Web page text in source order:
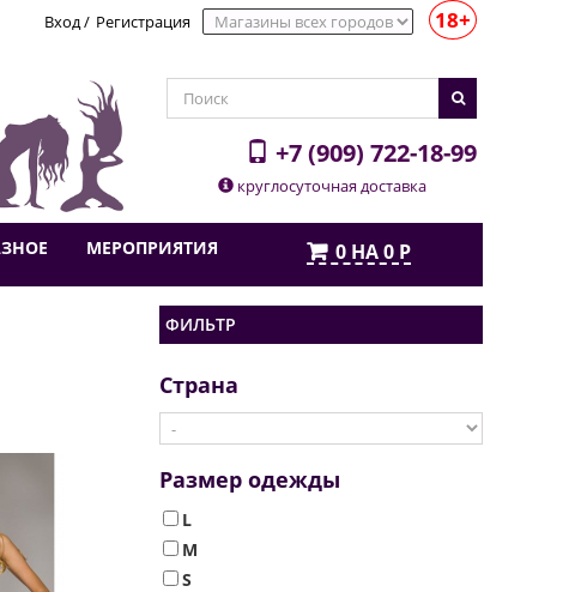
Вход/ Регистрация 18+
+7 (909) 722-18-99
круглосуточная доставка
МЕРОПРИЯТИЯ 0 НА0 Р
ФИЛЬТР
Страна
Размер одежды
L
M
S